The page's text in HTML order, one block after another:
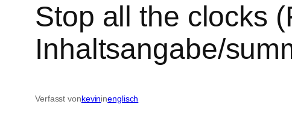
Stop all the clocks
Inhaltsangabe/
Verfasst vonkevininenglisch